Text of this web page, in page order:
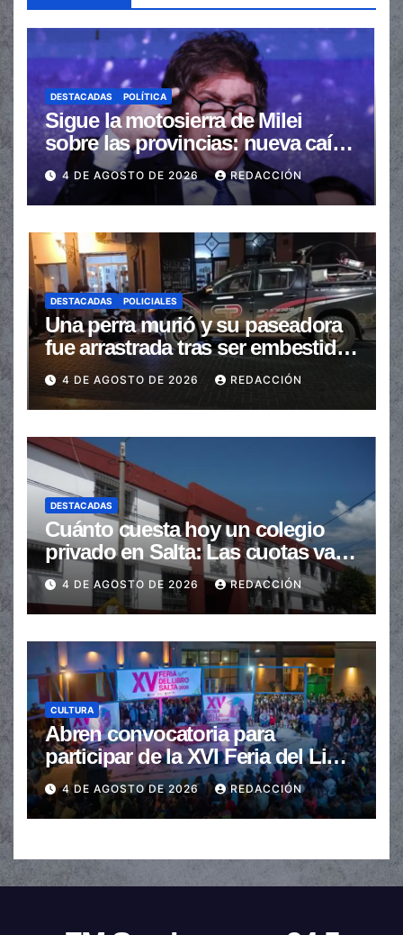
DESTACADAS POLÍTICA
Sigue la motosierra de Milei
sobre las provincias: nueva caída
de las transferencias no
automáticas
4 DE AGOSTO DE 2026 REDACCIÓN
DESTACADAS POLICIALES
Una perra murió y su paseadora
fue arrastrada tras ser embestidas
en la senda peatonal
4 DE AGOSTO DE 2026 REDACCIÓN
DESTACADAS
Cuánto cuesta hoy un colegio
privado en Salta: Las cuotas van
de $110.000 a más de $600.000
4 DE AGOSTO DE 2026 REDACCIÓN
CULTURA
Abren convocatoria para
participar de la XVI Feria del Libro
de Salta
4 DE AGOSTO DE 2026 REDACCIÓN